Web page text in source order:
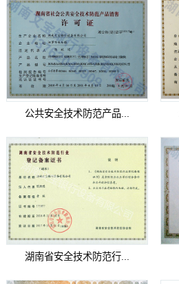
公共安全技术防范产品...
湖南省安全技术防范行...